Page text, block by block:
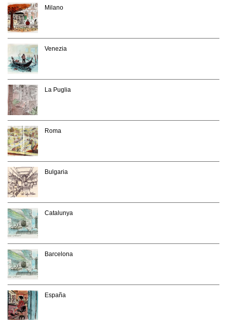
Milano
Venezia
La Puglia
Roma
Bulgaria
Catalunya
Barcelona
España